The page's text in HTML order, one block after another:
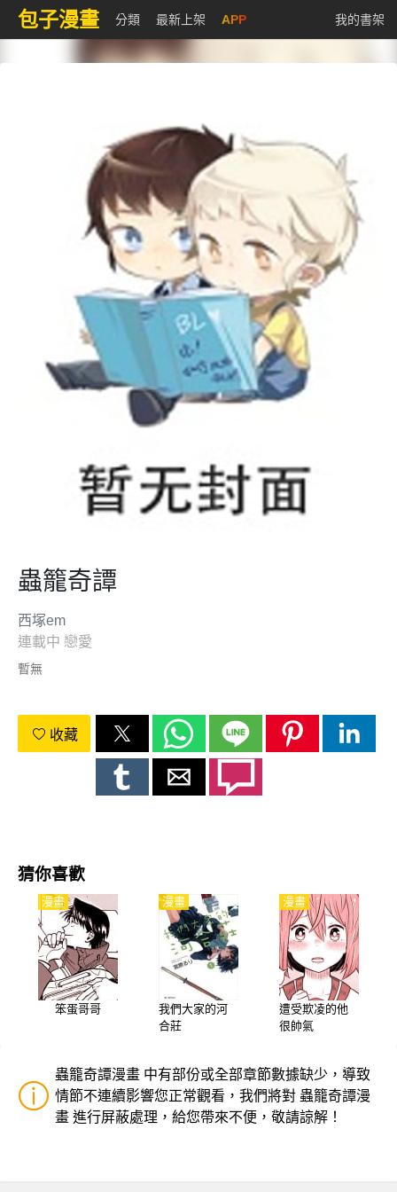
包子漫畫 分類 最新上架 APP 我的書架
蟲籠奇譚
西塚em
連載中 戀愛
暫無
收藏
猜你喜歡
笨蛋哥哥
漫畫
我們大家的河
合莊
漫畫
遭受欺凌的他
很帥氣
漫畫
蟲籠奇譚漫畫 中有部份或全部章節數據缺少，導致
情節不連續影響您正常觀看，我們將對 蟲籠奇譚漫
畫 進行屏蔽處理，給您帶來不便，敬請諒解！